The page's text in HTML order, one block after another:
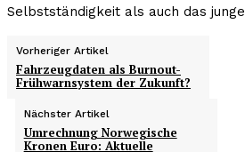
Selbstständigkeit als auch das junge
Vorheriger Artikel
Fahrzeugdaten als Burnout-
Frühwarnsystem der Zukunft?
Nächster Artikel
Umrechnung Norwegische
Kronen Euro: Aktuelle